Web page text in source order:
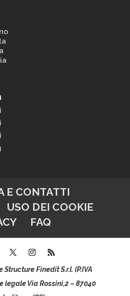
E CONTATTI
USO DEI COOKIE
FAQ
Finedit S.r.l. (P.IVA
legale Via Rossini,2 – 87040